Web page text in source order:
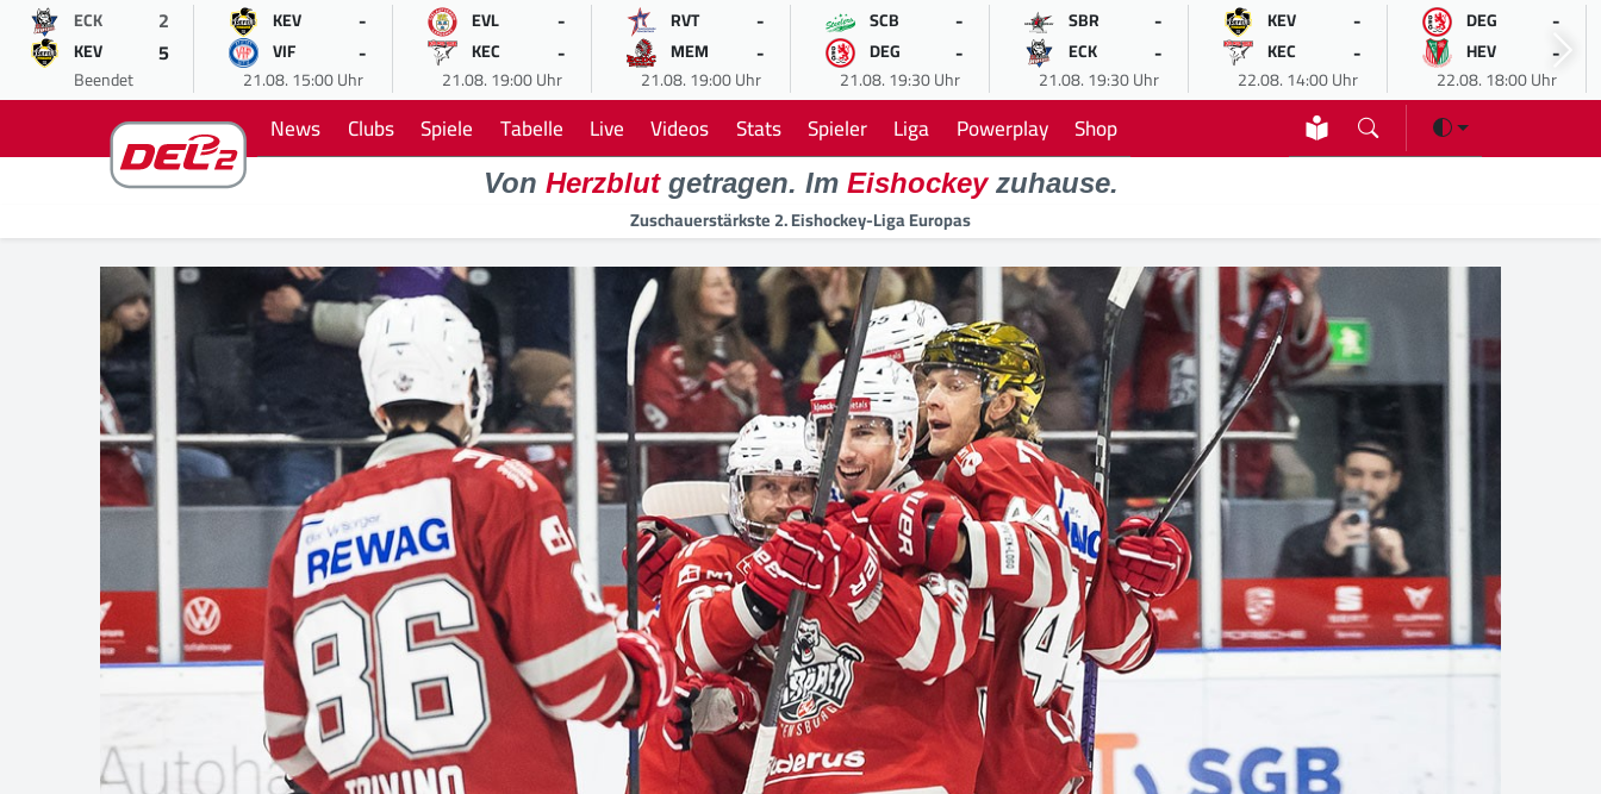
ECK 2
KEV 5
Beendet
KEV -
VIF -
21.08. 15:00 Uhr
EVL -
KEC -
21.08. 19:00 Uhr
RVT -
MEM -
21.08. 19:00 Uhr
SCB -
DEG -
21.08. 19:30 Uhr
SBR -
ECK -
21.08. 19:30 Uhr
KEV -
KEC -
22.08. 14:00 Uhr
DEG -
HEV -
22.08. 18:00 Uhr
News Clubs Spiele Tabelle Live Videos Stats Spieler Liga Powerplay Shop
Von Herzblutgetragen. Im Eishockeyzuhause.
Zuschauerstärkste 2. Eishockey-Liga Europas